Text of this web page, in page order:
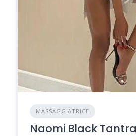
MASSAGGIATRICE
Naomi Black Tantra